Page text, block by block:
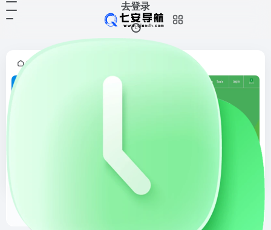
去登录
首页
OnlineWebFonts